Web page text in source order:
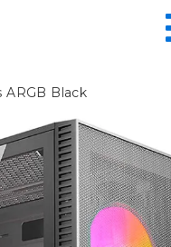
ARGB Black